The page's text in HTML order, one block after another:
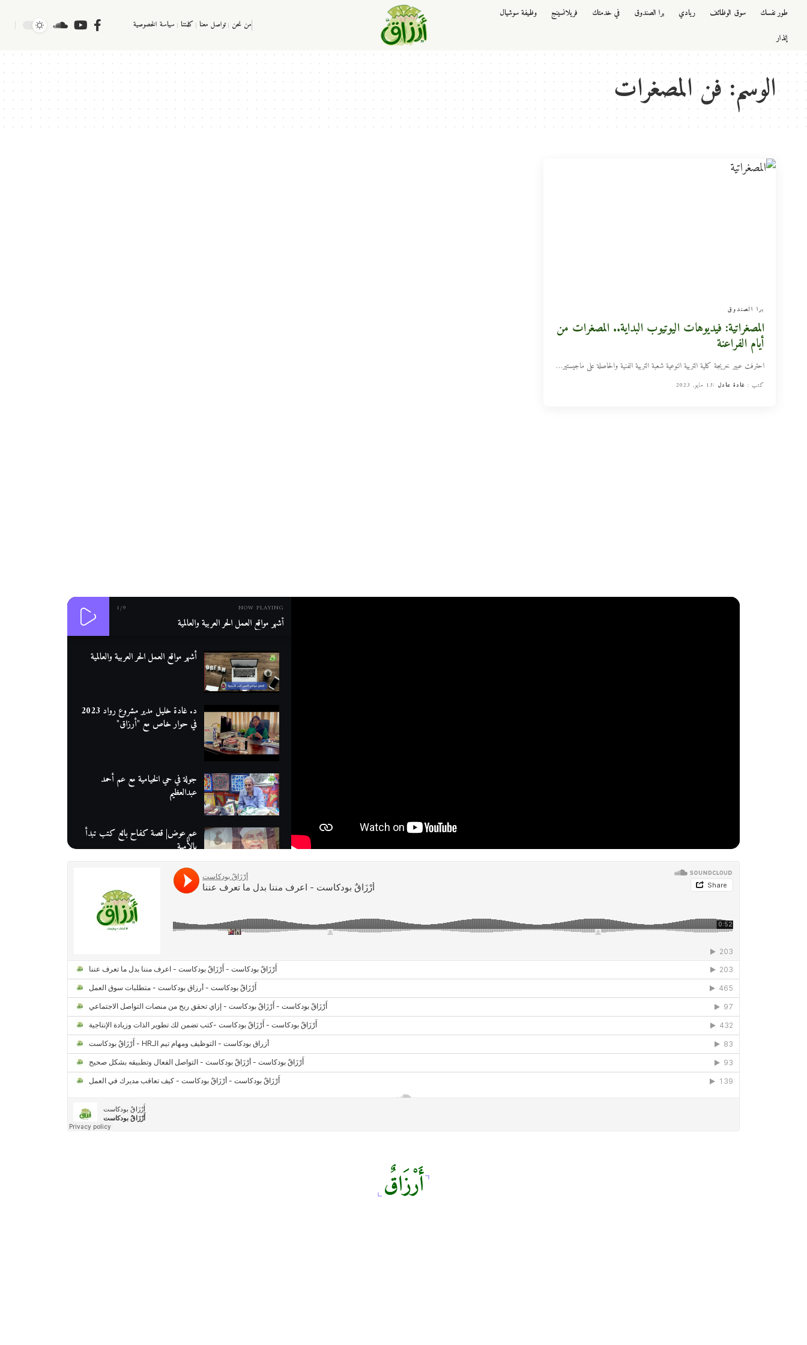
طور نفسك سوق الوظائف ريادي برا الصندوق في خدمتك فريلانسينج
وظيفة سوشيال
إنذار
من نحن تواصل معنا كلمتنا سياسة الخصوصية
الوسم:فن المصغرات
برا الصندوق
المصغراتية: فيديوهات اليوتيوب البداية.. المصغرات من
أيام الفراعنة
احترفت عبير خريجة كلية التربية النوعية شعبة التربية الفنية والحاصلة على ماجيستير…
كتب : غادة عادل 13 مايو, 2023
NOW PLAYING
1/9
أشهر مواقع العمل الحر العربية والعالمية
أشهر مواقع العمل الحر العربية والعالمية
د. غادة خليل مدير مشروع رواد 2023
في حوار خاص مع "أرزاق"
جولة في حي الخيامية مع عم أحمد
عبدالعظيم
عم عوض| قصة كفاح بائع كتب تبدأ
بالأُمية
أقدم مطحن بن في مصر| يكشف لنا
ذاتك
حصاد 2022 لمشروع "رواد 2030″
كل ما تريد معرفته عن مشروع "رواد
2030″
مركز جروان للثقافة والفنون | نموذج المركز
أَرْزَاقٌ